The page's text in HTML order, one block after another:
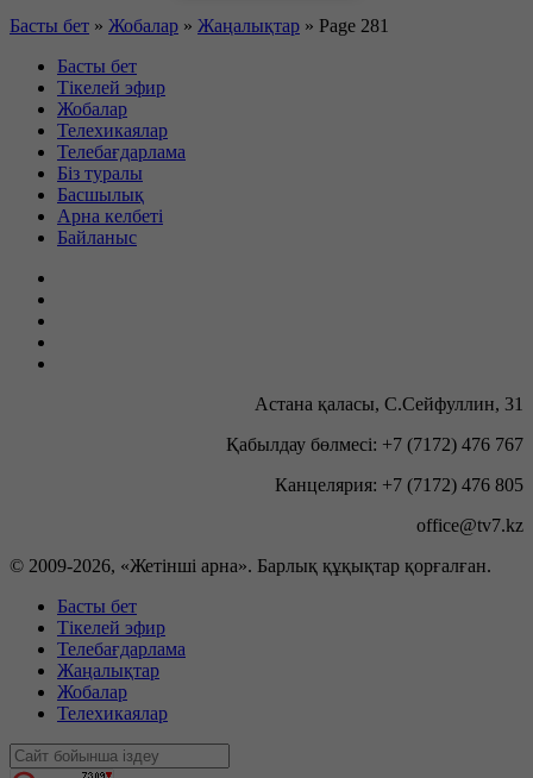
Басты бет » Жобалар » Жаңалықтар » Page 281
Басты бет
Тікелей эфир
Жобалар
Телехикаялар
Телебағдарлама
Біз туралы
Басшылық
Арна келбеті
Байланыс
Астана қаласы, С.Сейфуллин, 31
Қабылдау бөлмесі: +7 (7172) 476 767
Канцелярия: +7 (7172) 476 805
office@tv7.kz
© 2009-2026, «Жетінші арна». Барлық құқықтар қорғалған.
Басты бет
Тікелей эфир
Телебағдарлама
Жаңалықтар
Жобалар
Телехикаялар